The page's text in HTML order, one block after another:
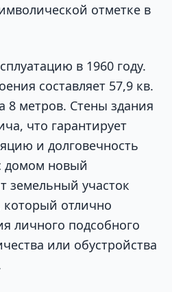
отметке в
в 1960 году.
составляет 57,9 кв.
8 метров. Стены здания
что гарантирует
и долговечность
домом новый
земельный участок
отлично
личного подсобного
или обустройства